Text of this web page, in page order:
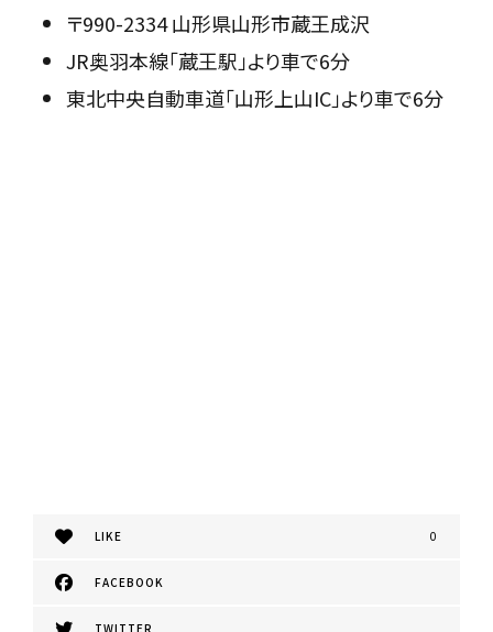
〒990-2334 山形県山形市蔵王成沢
JR奥羽本線「蔵王駅」より車で6分
東北中央自動車道「山形上山IC」より車で6分
LIKE 0
FACEBOOK
TWITTER